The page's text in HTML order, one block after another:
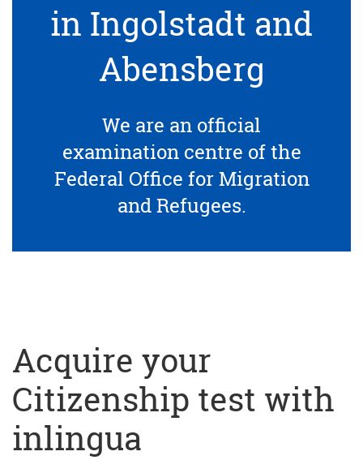
in Ingolstadt and
Abensberg
We are an official
examination centre of the
Federal Office for Migration
and Refugees.
Acquire your
Citizenship test with
inlingua